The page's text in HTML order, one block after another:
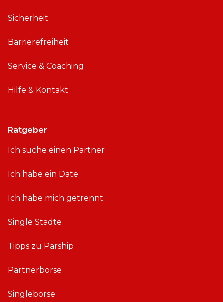
Sicherheit
Barrierefreiheit
Service & Coaching
Hilfe & Kontakt
Ratgeber
Ich suche einen Partner
Ich habe ein Date
Ich habe mich getrennt
Single Städte
Tipps zu Parship
Partnerbörse
Singlebörse